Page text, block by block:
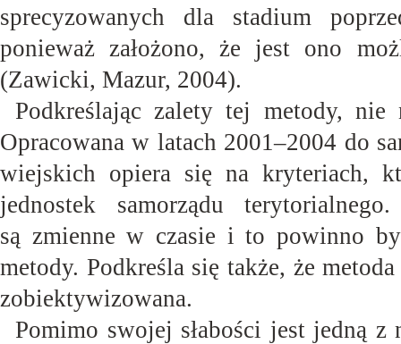
sprecyzowanych dla stadium
ponieważ założono, że jest ono
(Zawicki, Mazur, 2004).
Podkreślając zalety tej metody, nie
Opracowana w latach 2001–2004 do
wiejskich opiera się na kryteriach,
jednostek samorządu
są zmienne w czasie i to powinno
metody. Podkreśla się także, że
zobiektywizowana.
Pomimo swojej słabości jest jedną